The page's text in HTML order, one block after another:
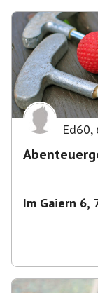
Ed60,
Im Gaiern 6,